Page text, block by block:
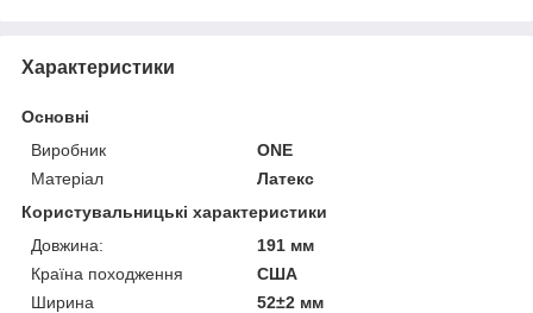
Характеристики
Основні
Виробник
ONE
Матеріал
Латекс
Користувальницькі характеристики
Довжина:
191 мм
Країна походження
США
Ширина
52±2 мм